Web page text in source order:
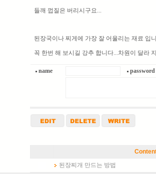
들깨 껍질은 버리시구요...
된장국이나 찌게에 가장 잘 어울리는 재료 입
꼭 한번 해 보시길 강추 합니다...차원이 달라
name password
된장찌개 만드는 방법